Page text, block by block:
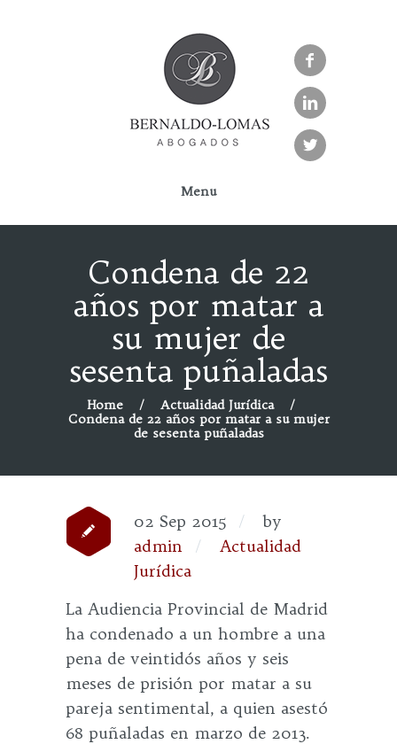



Menu
Condena de 22
años por matar a
su mujer de
sesenta puñaladas
Home
Actualidad Jurídica
Condena de 22 años por matar a su mujer
de sesenta puñaladas
02 Sep 2015
by
admin
Actualidad
Jurídica
La Audiencia Provincial de Madrid
ha condenado a un hombre a una
pena de veintidós años y seis
meses de prisión por matar a su
pareja sentimental, a quien asestó
68 puñaladas en marzo de 2013.